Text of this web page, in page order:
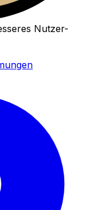
Nutzer-